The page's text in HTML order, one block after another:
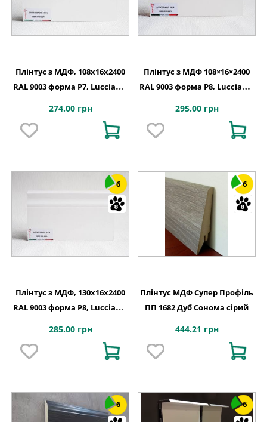
Плінтус з МДФ, 108x16x2400
RAL 9003 форма P7, Lucciano,
274.00 грн
Плінтус з МДФ 108×16×2400
RAL 9003 форма P8, Lucciano,
295.00 грн
6
Плінтус з МДФ, 130x16x2400
RAL 9003 форма P8, Lucciano,
285.00 грн
6
Плінтус МДФ Супер Профіль
ПП 1682 Дуб Сонома сірий
444.21 грн
6 6